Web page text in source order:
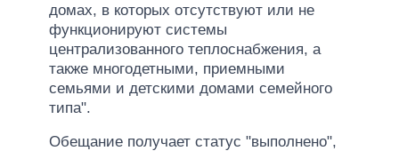
домах, в которых отсутствуют или не
функционируют системы
централизованного теплоснабжения, а
также многодетными, приемными
семьями и детскими домами семейного
типа".
Обещание получает статус "выполнено",